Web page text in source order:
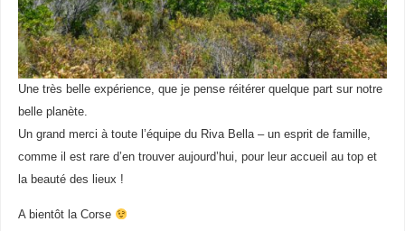
Une très belle expérience, que je pense réitérer quelque part sur notre
belle planète.
Un grand merci à toute l’équipe du Riva Bella – un esprit de famille,
comme il est rare d’en trouver aujourd’hui, pour leur accueil au top et
la beauté des lieux !
A bientôt la Corse